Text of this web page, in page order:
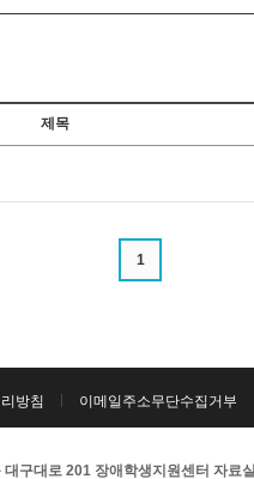
제목
1
방침 이메일주소무단수집거부
구대로 201 장애학생지원센터 자